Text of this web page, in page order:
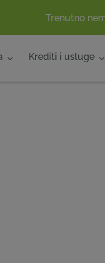
Trenutno
Krediti i usluge